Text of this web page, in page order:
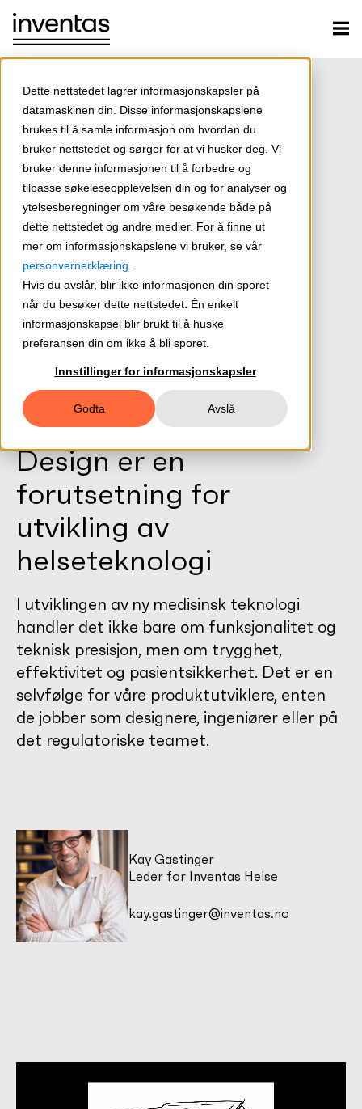
Dette nettstedet lagrer informasjonskapsler på
datamaskinen din. Disse informasjonskapslene
brukes til å samle informasjon om hvordan du
bruker nettstedet og sørger for at vi husker deg. Vi
bruker denne informasjonen til å forbedre og
tilpasse søkeleseopplevelsen din og for analyser og
ytelsesberegninger om våre besøkende både på
dette nettstedet og andre medier. For å finne ut
mer om informasjonskapslene vi bruker, se vår
personvernerklæring.
Hvis du avslår, blir ikke informasjonen din sporet
når du besøker dette nettstedet. Én enkelt
informasjonskapsel blir brukt til å huske
preferansen din om ikke å bli sporet.
Innstillinger for informasjonskapsler
Godta Avslå
Design er en
forutsetning for
utvikling av
helseteknologi
I utviklingen av ny medisinsk teknologi
handler det ikke bare om funksjonalitet og
teknisk presisjon, men om trygghet,
effektivitet og pasientsikkerhet. Det er en
selvfølge for våre produktutviklere, enten
de jobber som designere, ingeniører eller på
det regulatoriske teamet.
Kay Gastinger
Leder for Inventas Helse
kay.gastinger@inventas.no